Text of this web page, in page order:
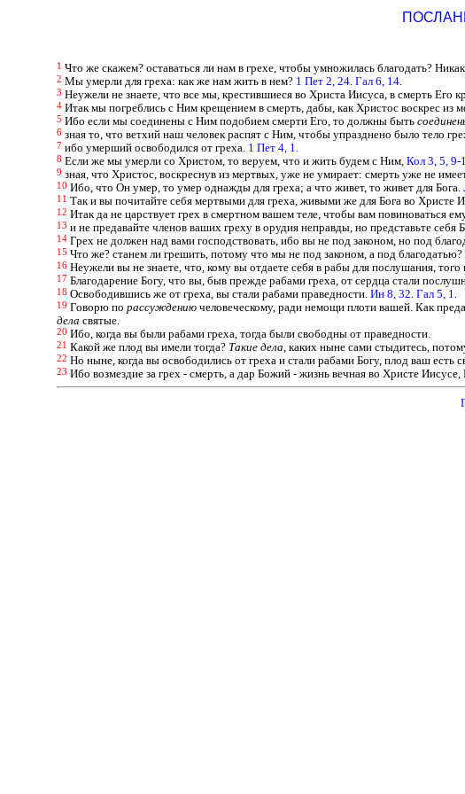
1 Что же скажем? оставаться ли нам в грехе, чтобы умножилась благодать?
2 Мы умерли для греха: как же нам жить в нем? 1 Пет 2, 24. Гал 6, 14.
3 Неужели не знаете, что все мы, крестившиеся во Христа Иисуса, в смерть Его
4 Итак мы погреблись с Ним крещением в смерть, дабы, как Христос воскрес из
5 Ибо если мы соединены с Ним подобием смерти Его, то должны быть
6 зная то, что ветхий наш человек распят с Ним, чтобы упразднено было тело
7 ибо умерший освободился от греха. 1 Пет 4, 1.
8 Если же мы умерли со Христом, то веруем, что и жить будем с Ним, Кол 3, 5, 9-
9 зная, что Христос, воскреснув из мертвых, уже не умирает: смерть уже не
10 Ибо, что Он умер, то умер однажды для греха; а что живет, то живет для Бога.
11 Так и вы почитайте себя мертвыми для греха, живыми же для Бога во Христе
12 Итак да не царствует грех в смертном вашем теле, чтобы вам повиноваться
13 и не предавайте членов ваших греху в орудия неправды, но представьте
14 Грех не должен над вами господствовать, ибо вы не под законом, но под
15 Что же? станем ли грешить, потому что мы не под законом, а под благодатью?
16 Неужели вы не знаете, что, кому вы отдаете себя в рабы для послушания,
17 Благодарение Богу, что вы, быв прежде рабами греха, от сердца стали
18 Освободившись же от греха, вы стали рабами праведности. Ин 8, 32. Гал 5, 1.
19 Говорю по рассуждению человеческому, ради немощи плоти вашей. Как
дела святые.
20 Ибо, когда вы были рабами греха, тогда были свободны от праведности.
21 Какой же плод вы имели тогда? Такие дела, каких ныне сами стыдитесь,
22 Но ныне, когда вы освободились от греха и стали рабами Богу, плод ваш есть
23 Ибо возмездие за грех - смерть, а дар Божий - жизнь вечная во Христе